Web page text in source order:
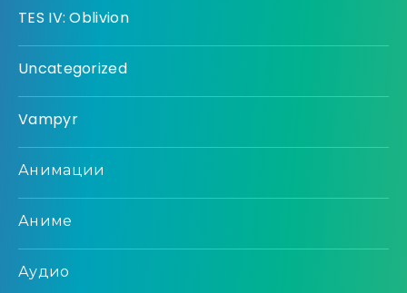
TES IV: Oblivion
Uncategorized
Vampyr
Анимации
Аниме
Аудио